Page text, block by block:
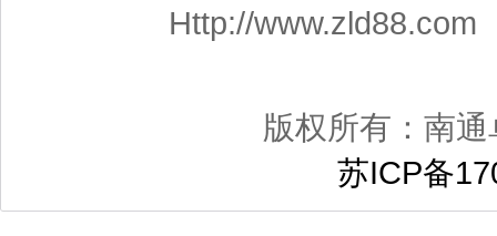
Http://
版权所有：南
苏ICP备